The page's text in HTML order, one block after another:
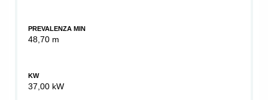
PREVALENZA MIN
48,70 m
KW
37,00 kW